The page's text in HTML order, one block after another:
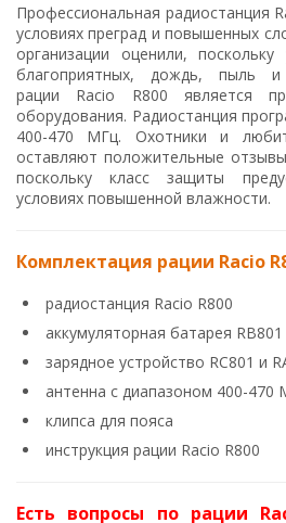
Профессиональная радиостанция
условиях преград и повышенных
организации оценили,
благоприятных, дождь, пыль и
рации Racio R800 является
оборудования. Радиостанция
400-470 МГц. Охотники и
оставляют положительные
поскольку класс защиты
условиях повышенной влажности.
Комплектация рации Racio
радиостанция Racio R800
аккумуляторная батарея RB801
зарядное устройство RC801 и
антенна с диапазоном 400-470
клипса для пояса
инструкция рации Racio R800
Есть вопросы по рации